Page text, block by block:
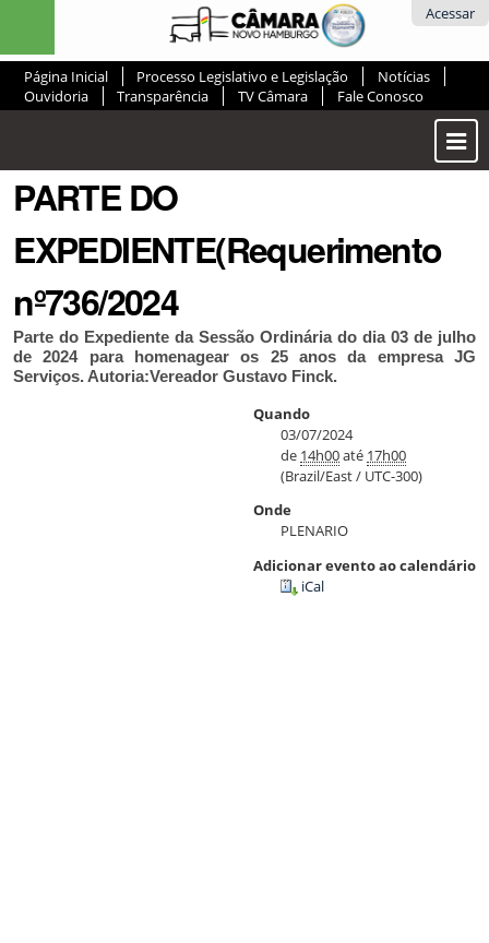
Acessar
Página Inicial Processo Legislativo e Legislação
Notícias
Ouvidoria
Transparência TV Câmara Fale Conosco
ou
PARTE DO
EXPEDIENTE(Requerimento
nº736/2024
Parte do Expediente da Sessão Ordinária do dia 03 de julho
de 2024 para homenagear os 25 anos da empresa JG
Serviços. Autoria:Vereador Gustavo Finck.
Quando
03/07/2024
de 14h00até 17h00
(Brazil/East / UTC-300)
Onde
PLENARIO
Adicionar evento ao calendário
iCal